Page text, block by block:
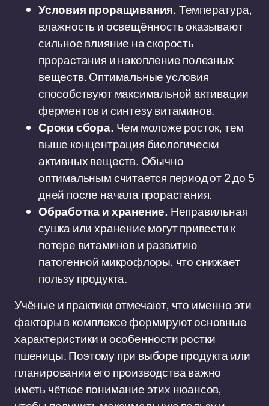
Условия проращивания. Температура,
влажность и освещённость оказывают
сильное влияние на скорость
прорастания и накопление полезных
веществ. Оптимальные условия
способствуют максимальной активации
ферментов и синтезу витаминов.
Сроки сбора. Чем моложе росток, тем
выше концентрация биологически
активных веществ. Обычно
оптимальным считается период от 2 до 5
дней после начала прорастания.
Обработка и хранение. Неправильная
сушка или хранение могут привести к
потере витаминов и развитию
патогенной микрофлоры, что снижает
пользу продукта.
Учёные и практики отмечают, что именно эти
факторы в комплексе формируют основные
характеристики и особенности ростки
пшеницы. Поэтому при выборе продукта или
планировании его производства важно
иметь чёткое понимание этих нюансов,